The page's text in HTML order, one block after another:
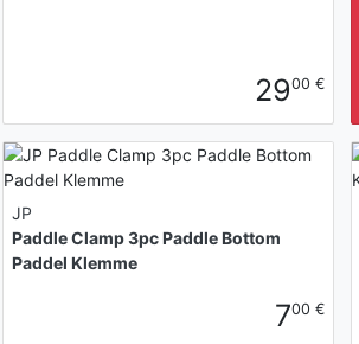
2900 €
JP
Paddle Clamp 3pc Paddle Bottom
Paddel Klemme
700 €